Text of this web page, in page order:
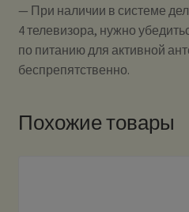
— При наличии в системе
4 телевизора, нужно
по питанию для активной
беспрепятственно.
Похожие товары